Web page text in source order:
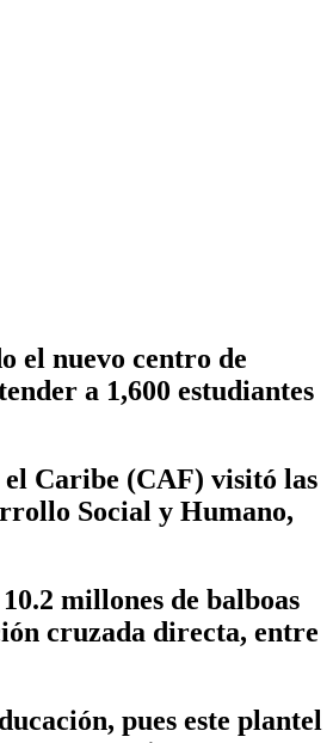
el nuevo centro de
a 1,600 estudiantes
Caribe (CAF) visitó las
Social y Humano,
millones de balboas
cruzada directa, entre
pues este plantel